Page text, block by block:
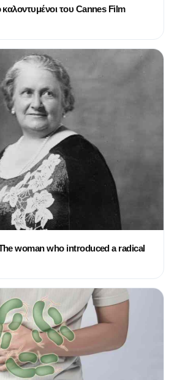
του Cannes Film
woman who introduced a radical